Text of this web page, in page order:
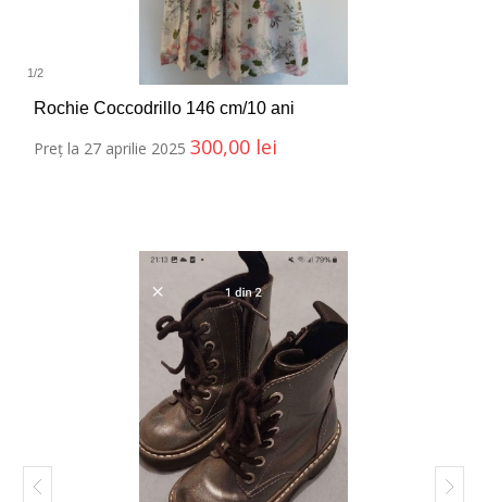
1/2
Rochie Coccodrillo 146 cm/10 ani
Preț la 27 aprilie 2025 300,00 lei